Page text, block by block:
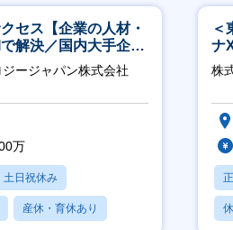
セス【企業の人材・
解決／国内大手企業
フレックス可】
ージャパン株式会社
万
土日祝休み
産休・育休あり
＜
ナ
◎
株